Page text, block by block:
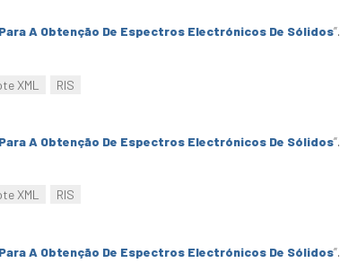
A Obtenção De Espectros Electrónicos De Sólidos”.
XML RIS
A Obtenção De Espectros Electrónicos De Sólidos”.
XML RIS
A Obtenção De Espectros Electrónicos De Sólidos”.